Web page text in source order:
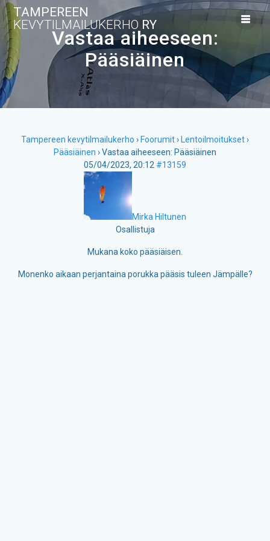
Skip
to
content
TAMPEREEN
KEVYTILMAILUKERHO RY
Vastaa aiheeseen:
Pääsiäinen
Tampereen kevytilmailukerho › Foorumit› Lentoilmoitukset›
Pääsiäinen ›Vastaa aiheeseen: Pääsiäinen
05/04/2023, 20:12 #13159
Mirka Hiltunen
Osallistuja
Mukana koko pääsiäisen.
Monenko aikaan perjantaina porukka pääsis tuleen Jämpälle?